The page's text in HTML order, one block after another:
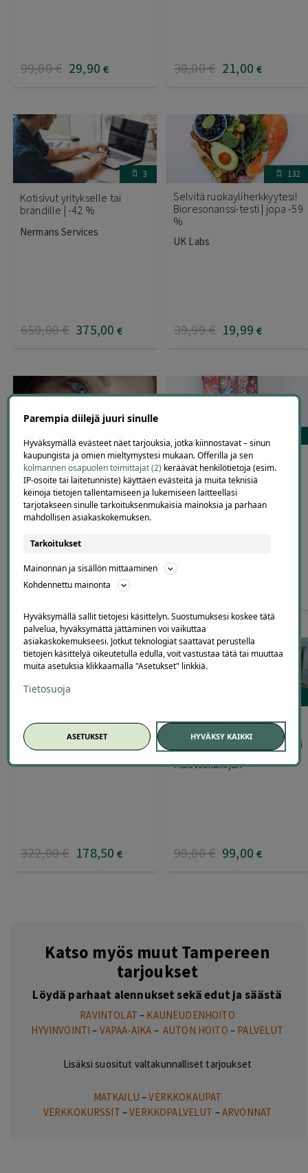
99,00€ 29,90 € 30,00€ 21,00 €
3
Kotisivut yritykselle tai
brändille | -42 %
Nermans Services
650,00€ 375,00 €
132
Selvitä ruokayliherkkyytesi!
Bioresonanssi-testi | jopa -59
%
UK Labs
39,99€ 19,99 €
Kasvohoito, brasilialainen
sokerointi tai ripsien
kestotaivutus ja värjäys | Jopa
-50 % | Tampere
tuotteesta:
Kauneuspalvelut Krista
60,00 € 30,00 €
MATTO.fi – 15 %
alennuskoodi
MATTO.fi
Vanhan ajan kodinhoitaja 7h |
Pirkanmaa
322,00€ 178,50 €
Kontillinen lapsuusmuistoja
turvaan tai Muistelmakirjuri
kotiin | alk. 99 € | Koko Suomi
Muistelmakirjuri
99,00€ 99,00 €
Katso myös muut Tampereen
tarjoukset
Löydä parhaat alennukset sekä edut ja säästä
RAVINTOLAT – KAUNEUDENHOITO
HYVINVOINTI – VAPAA-AIKA – AUTON HOITO – PALVELUT
Lisäksi suositut valtakunnalliset tarjoukset
MATKAILU –VERKKOKAUPAT
VERKKOKURSSIT –VERKKOPALVELUT –ARVONNAT
Parempia diilejä juuri sinulle
Hyväksymällä evästeet näet tarjouksia, jotka kiinnostavat – sinun
kaupungista ja omien mieltymystesi mukaan. Offerilla ja sen
kolmannen osapuolen toimittajat (2) keräävät henkilötietoja (esim.
IP-osoite tai laitetunniste) käyttäen evästeitä ja muita teknisiä
keinoja tietojen tallentamiseen ja lukemiseen laitteellasi
tarjotakseen sinulle tarkoituksenmukaisia mainoksia ja parhaan
mahdollisen asiakaskokemuksen.
Tarkoitukset
Mainonnan ja sisällön mittaaminen
Kohdennettu mainonta
Hyväksymällä sallit tietojesi käsittelyn. Suostumuksesi koskee tätä
palvelua, hyväksymättä jättäminen voi vaikuttaa
asiakaskokemukseesi. Jotkut teknologiat saattavat perustella
tietojen käsittelyä oikeutetulla edulla, voit vastustaa tätä tai muuttaa
muita asetuksia klikkaamalla "Asetukset" linkkiä.
Tietosuoja
ASETUKSET HYVÄKSY KAIKKI